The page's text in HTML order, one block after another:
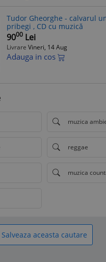
Tudor Gheorghe - calvarul
pribegi , CD cu muzică
9000 Lei
Livrare Vineri, 14 Aug
Adauga in cos
muzica
reggae
muzica
Salveaza aceasta cautare